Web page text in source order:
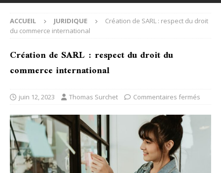
ACCUEIL JURIDIQUE
Création de SARL : respect du droit
du commerce international
Création de SARL : respect du droit du
commerce international
juin 12, 2023 Thomas Surchet Commentaires fermés